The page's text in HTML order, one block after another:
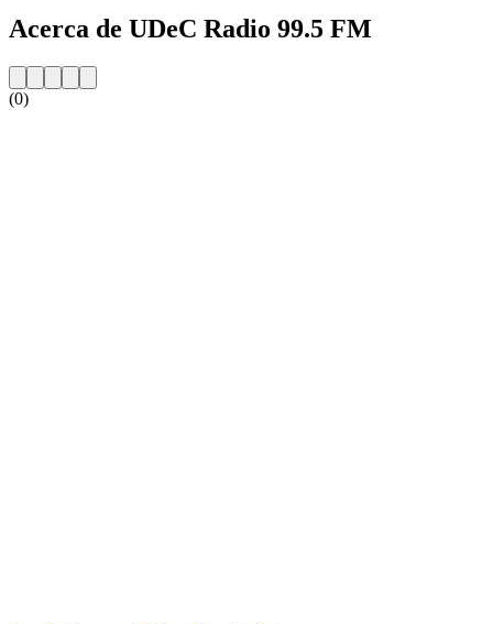
Acerca de UDeC Radio 99.5 FM
(0)